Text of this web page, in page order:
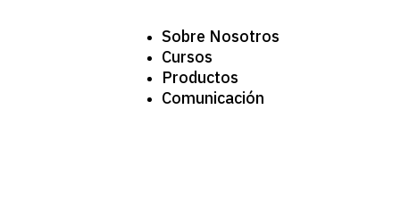
Sobre Nosotros
Cursos
Productos
Comunicación